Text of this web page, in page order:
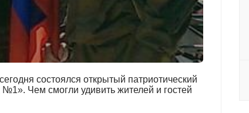
состоялся открытый патриотический
Чем смогли удивить жителей и гостей